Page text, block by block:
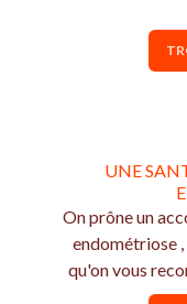
UNE
On prône un
endométriose
qu'on vous